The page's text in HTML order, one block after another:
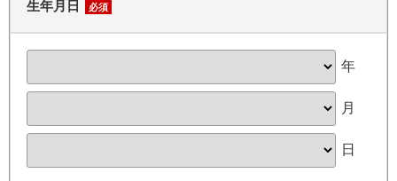
生年月日 必須
年
月
日